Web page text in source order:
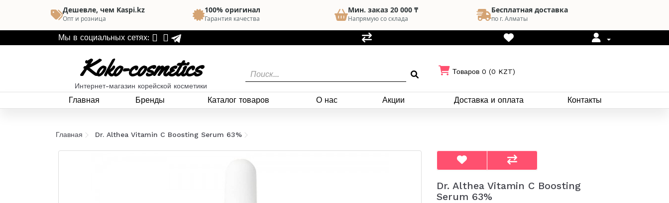
Дешевле, чем Kaspi.kz
Опт и розница
100% оригинал
Гарантия качества
Мин. заказ 20 000 ₸
Напрямую со склада
Бесплатная доставка
по г. Алматы
Мы в социальных сетях:
Koko-cosmetics
Интернет-магазин корейской косметики
Товаров 0 (0 KZT)
Главная Бренды Каталог товаров О нас Акции Доставка и оплата Контакты
Главная Dr. Althea Vitamin C Boosting Serum 63%
Dr. Althea Vitamin C Boosting
Serum 63%